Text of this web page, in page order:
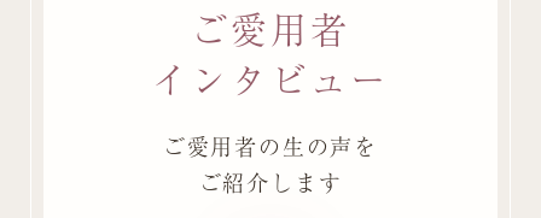
ご愛用者
インタビュー
ご愛用者の生の声を
ご紹介します